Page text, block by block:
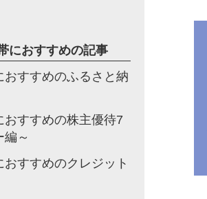
におすすめの記事
おすすめのふるさと納
おすすめの株主優待7
編～
すすめのクレジット